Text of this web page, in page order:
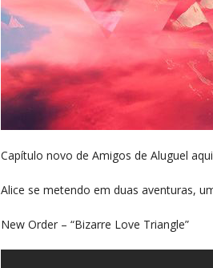
Capítulo novo de Amigos de Aluguel
Alice se metendo em duas aventuras,
New Order – “Bizarre Love Triangle”